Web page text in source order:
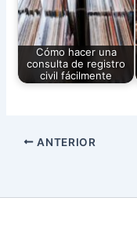
Cómo hacer una
consulta de registro
civil fácilmente
ANTERIOR